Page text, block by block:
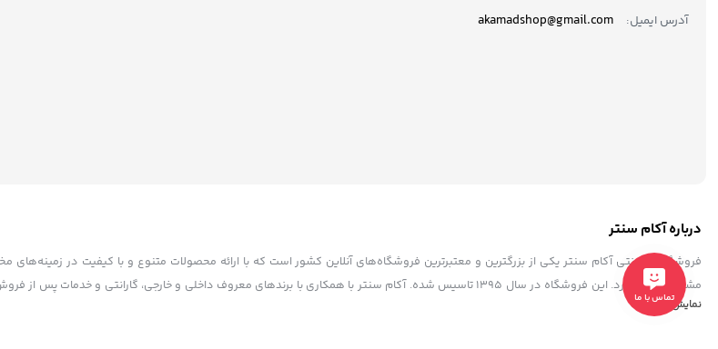
آدرس ایمیل: akamadshop@gmail.com
درباره آکام سنتر
فروشگاه اینترنتی آکام سنتر یکی از بزرگترین و معتبرترین فروشگاه‌های آنلاین کشور است که با ارائه محصولات متنوع و با کیفیت در زمینه‌های
مشتریان خود دارد. این فروشگاه در سال ۱۳۹۵ تاسیس شده. آکام سنتر با همکاری با برندهای معروف داخلی و خارجی، گارانتی و
به فرد، پشتیبانی حرفه ای، به عنوان یک فروشگاه مطمئن و مورد اعتماد شناخته شده است. آکام سنتر با هدف توسعه بازار خرید و فروش الکترونیکی
نمایش بیشتر
تماس با ما